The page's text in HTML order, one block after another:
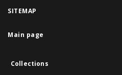
SITEMAP
Main page
Collections